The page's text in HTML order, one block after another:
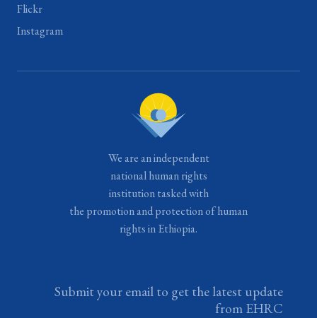
Flickr
Instagram
We are an independent
national human rights
institution tasked with
the promotion and protection of human
rights in Ethiopia.
Submit your email to get the latest update
from EHRC